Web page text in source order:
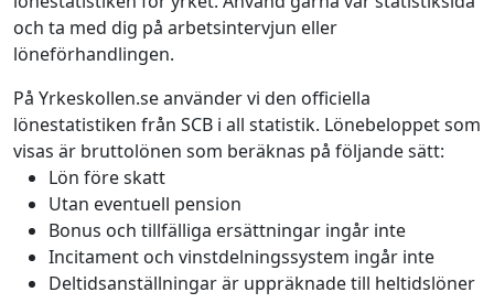
och ta med dig på arbetsintervjun eller
löneförhandlingen.
På Yrkeskollen.se använder vi den officiella
lönestatistiken från SCB i all statistik. Lönebeloppet som
visas är bruttolönen som beräknas på följande sätt:
Lön före skatt
Utan eventuell pension
Bonus och tillfälliga ersättningar ingår inte
Incitament och vinstdelningssystem ingår inte
Deltidsanställningar är uppräknade till heltidslöner